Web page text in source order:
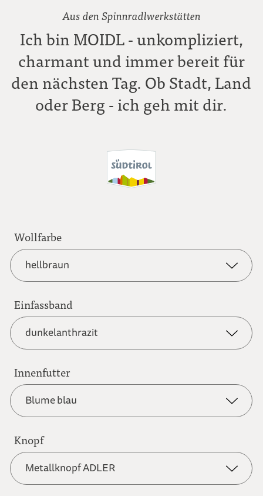
Aus den Spinnradlwerkstätten
Ich bin MOIDL - unkompliziert,
charmant und immer bereit für
den nächsten Tag. Ob Stadt, Land
oder Berg - ich geh mit dir.
Wollfarbe
hellbraun
anthrazit
hellbraun
hellgrau
Einfassband
dunkelanthrazit
dunkelanthrazit
dunkelrot
Innenfutter
Blume blau
Knopf
Metallknopf ADLER